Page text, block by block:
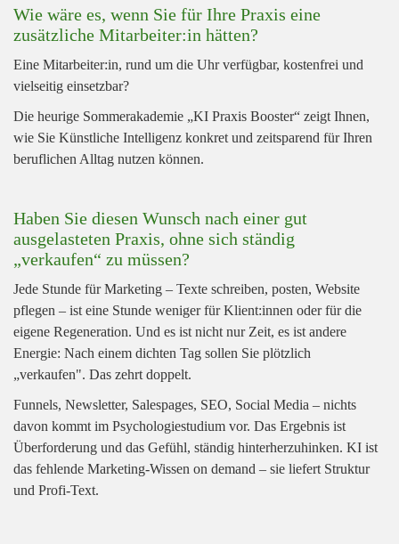
Wie wäre es, wenn Sie für Ihre Praxis eine
zusätzliche Mitarbeiter:in hätten?
Eine Mitarbeiter:in, rund um die Uhr verfügbar, kostenfrei und
vielseitig einsetzbar?
Die heurige Sommerakademie „KI Praxis Booster“ zeigt Ihnen,
wie Sie Künstliche Intelligenz konkret und zeitsparend für Ihren
beruflichen Alltag nutzen können.
Haben Sie diesen Wunsch nach einer gut
ausgelasteten Praxis, ohne sich ständig
„verkaufen“ zu müssen?
Jede Stunde für Marketing – Texte schreiben, posten, Website
pflegen – ist eine Stunde weniger für Klient:innen oder für die
eigene Regeneration. Und es ist nicht nur Zeit, es ist andere
Energie: Nach einem dichten Tag sollen Sie plötzlich
„verkaufen". Das zehrt doppelt.
Funnels, Newsletter, Salespages, SEO, Social Media – nichts
davon kommt im Psychologiestudium vor. Das Ergebnis ist
Überforderung und das Gefühl, ständig hinterherzuhinken. KI ist
das fehlende Marketing-Wissen on demand – sie liefert Struktur
und Profi-Text.